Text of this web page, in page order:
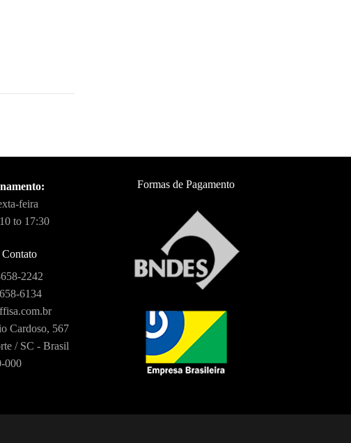
feira
to 17:30
2242
6134
Cardoso, 567
/ SC - Brasil
000
Formas de Pagamento